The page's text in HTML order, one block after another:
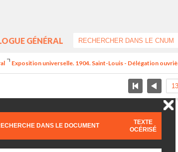
GÉNÉRAL
Exposition universelle. 1904. Saint-Louis - Délégation
DANS LE DOCUMENT
TEXTE
OCÉRISÉ